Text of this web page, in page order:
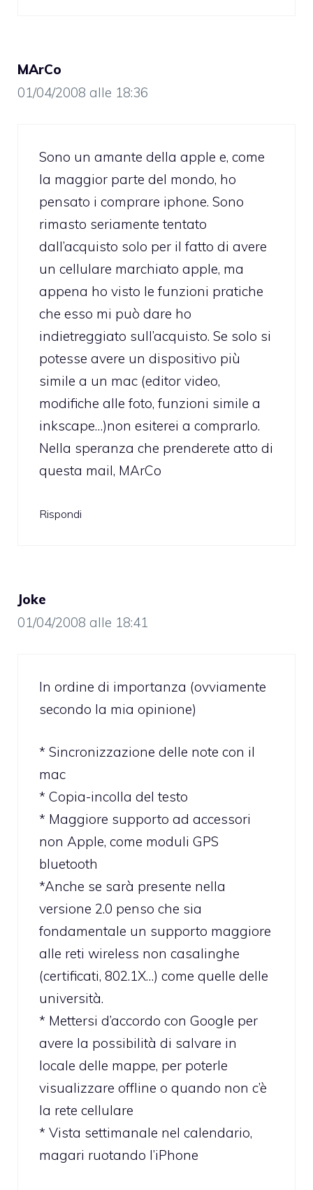
MArCo
01/04/2008 alle 18:36
Sono un amante della apple e, come
la maggior parte del mondo, ho
pensato i comprare iphone. Sono
rimasto seriamente tentato
dall’acquisto solo per il fatto di avere
un cellulare marchiato apple, ma
appena ho visto le funzioni pratiche
che esso mi può dare ho
indietreggiato sull’acquisto. Se solo si
potesse avere un dispositivo più
simile a un mac (editor video,
modifiche alle foto, funzioni simile a
inkscape…)non esiterei a comprarlo.
Nella speranza che prenderete atto di
questa mail, MArCo
Rispondi
Joke
01/04/2008 alle 18:41
In ordine di importanza (ovviamente
secondo la mia opinione)
* Sincronizzazione delle note con il
mac
* Copia-incolla del testo
* Maggiore supporto ad accessori
non Apple, come moduli GPS
bluetooth
*Anche se sarà presente nella
versione 2.0 penso che sia
fondamentale un supporto maggiore
alle reti wireless non casalinghe
(certificati, 802.1X…) come quelle delle
università.
* Mettersi d’accordo con Google per
avere la possibilità di salvare in
locale delle mappe, per poterle
visualizzare offline o quando non c’è
la rete cellulare
* Vista settimanale nel calendario,
magari ruotando l’iPhone